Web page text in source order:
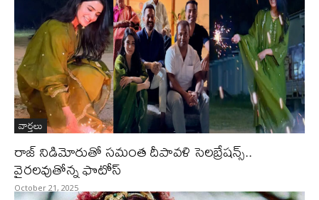
వార్తలు
రాజ్‌ నిడిమోరుతో సమంత దీపావళి సెలబ్రేషన్స్‌..
వైరలవుతోన్న ఫొటోస్‌
October 21, 2025